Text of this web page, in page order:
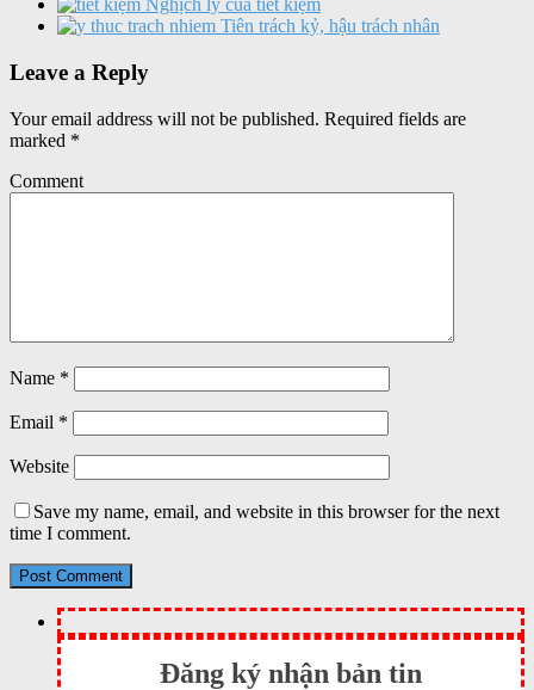
Nghịch lý của tiết kiệm
Tiên trách kỷ, hậu trách nhân
Leave a Reply
Your email address will not be published. Required fields are
marked *
Comment
Name *
Email *
Website
Save my name, email, and website in this browser for the next
time I comment.
Đăng ký nhận bản tin